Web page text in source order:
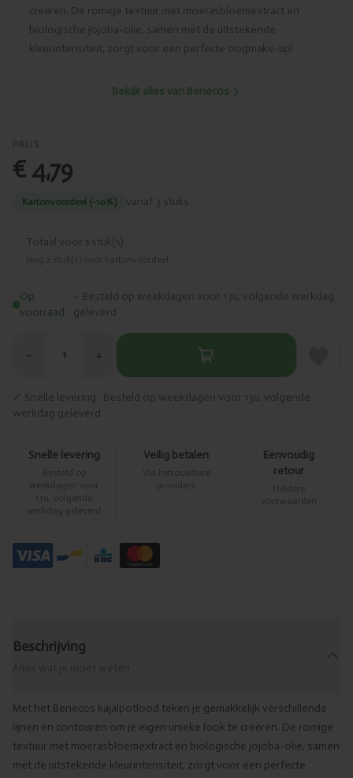
creëren. De romige textuur met moerasbloemextract en
biologische jojoba-olie, samen met de uitstekende
kleurintensiteit, zorgt voor een perfecte oogmake-up!
Bekijk alles van Benecos
PRIJS
€ 4,79
Kartonvoordeel (-10%) vanaf 3 stuks
Totaal voor 1 stuk(s)
Op
voorraad
– Besteld op weekdagen voor 13u, volgende werkdag
geleverd
− 1 +
✓ Snelle levering · Besteld op weekdagen voor 13u, volgende
werkdag geleverd
Snelle levering
Besteld op
weekdagen voor
13u, volgende
werkdag geleverd
Veilig betalen
Via betrouwbare
providers
Eenvoudig
retour
Heldere
voorwaarden
Beschrijving
Met het Benecos kajalpotlood teken je gemakkelijk verschillende
lijnen en contouren om je eigen unieke look te creëren. De romige
textuur met moerasbloemextract en biologische jojoba-olie, samen
met de uitstekende kleurintensiteit, zorgt voor een perfecte